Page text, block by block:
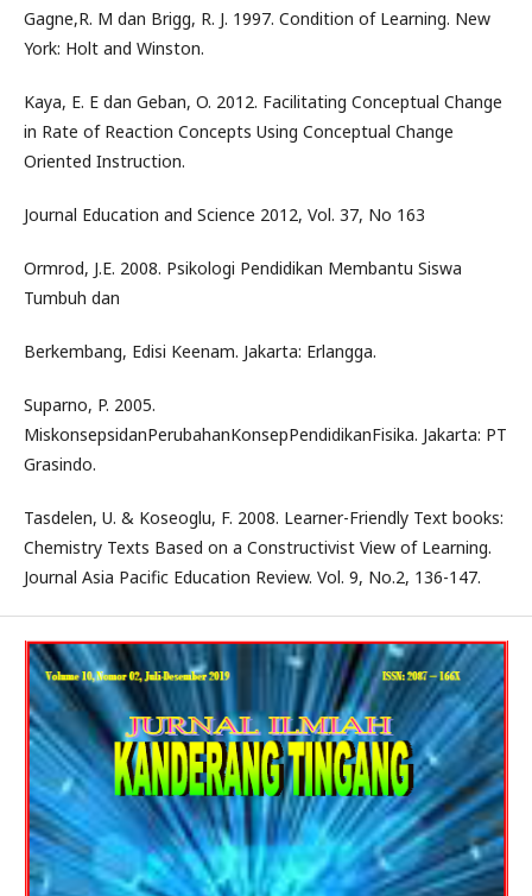
Gagne,R. M dan Brigg, R. J. 1997. Condition of Learning. New
York: Holt and Winston.
Kaya, E. E dan Geban, O. 2012. Facilitating Conceptual Change
in Rate of Reaction Concepts Using Conceptual Change
Oriented Instruction.
Journal Education and Science 2012, Vol. 37, No 163
Ormrod, J.E. 2008. Psikologi Pendidikan Membantu Siswa
Tumbuh dan
Berkembang, Edisi Keenam. Jakarta: Erlangga.
Suparno, P. 2005.
MiskonsepsidanPerubahanKonsepPendidikanFisika. Jakarta: PT
Grasindo.
Tasdelen, U. & Koseoglu, F. 2008. Learner-Friendly Text books:
Chemistry Texts Based on a Constructivist View of Learning.
Journal Asia Pacific Education Review. Vol. 9, No.2, 136-147.